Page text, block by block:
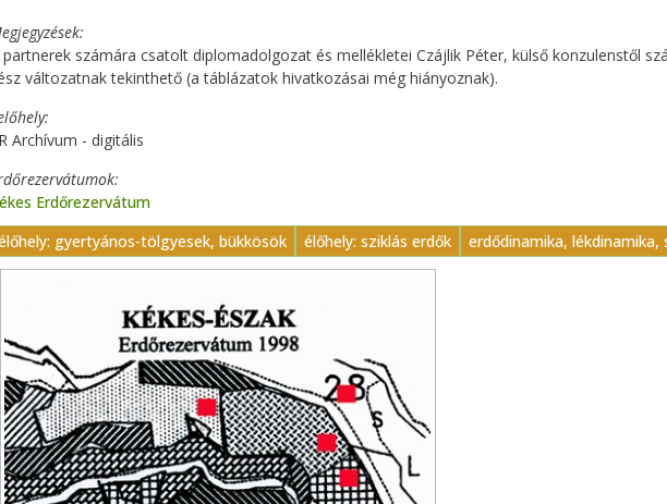
partnerek számára csatolt diplomadolgozat és mellékletei Czájlik Péter, külső konzulenstől
változatnak tekinthető (a táblázatok hivatkozásai még hiányoznak).
Archívum - digitális
Erdőrezervátum
gyertyános-tölgyesek, bükkösök
élőhely: sziklás erdők erdődinamika, lékdinamika,